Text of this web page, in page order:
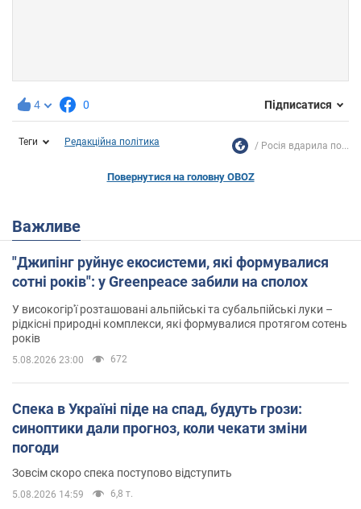
4 0 Підписатися
Теги Редакційна політика Росія вдарила по...
Повернутися на головну OBOZ
Важливе
"Джипінг руйнує екосистеми, які формувалися
сотні років": у Greenpeace забили на сполох
У високогір'ї розташовані альпійські та субальпійські луки –
рідкісні природні комплекси, які формувалися протягом сотень
років
5.08.2026 23:00 672
Спека в Україні піде на спад, будуть грози:
синоптики дали прогноз, коли чекати зміни
погоди
Зовсім скоро спека поступово відступить
5.08.2026 14:59 6,8 т.